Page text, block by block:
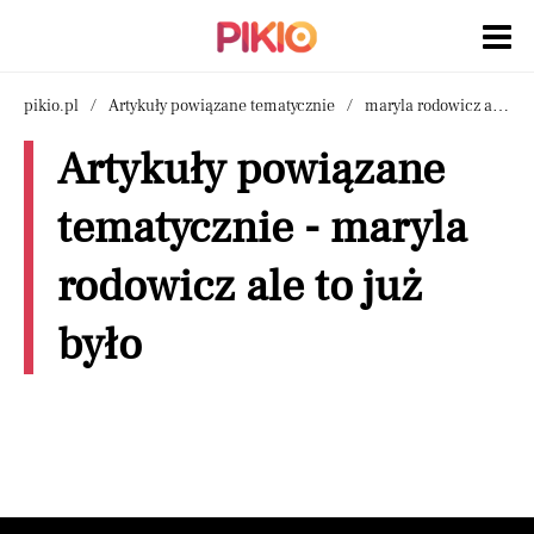
pikio.pl Artykuły powiązane tematycznie maryla rodowicz ale to już było
Artykuły powiązane
tematycznie - maryla
rodowicz ale to już
było